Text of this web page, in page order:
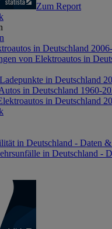
Zum Report
in Deutschland
von Elektroautos in
in Deutschland
in Deutschland 1960-
in Deutschland
in Deutschland - Daten
in Deutschland -